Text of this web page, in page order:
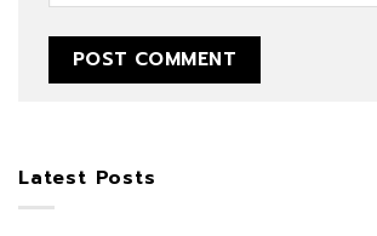
Latest Posts